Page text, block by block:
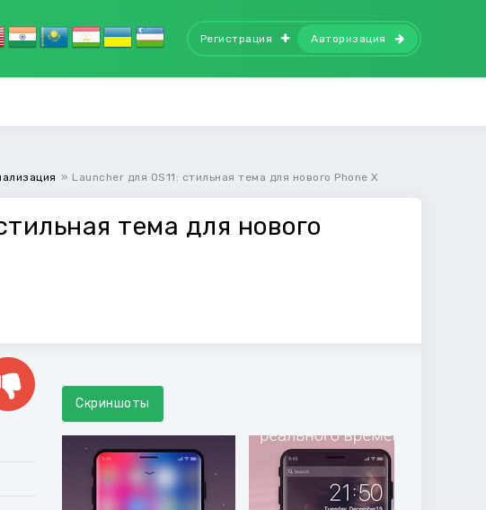
Регистрация Авторизация
» Launcher для OS11: стильная тема для нового Phone X
тема для нового
Скриншоты